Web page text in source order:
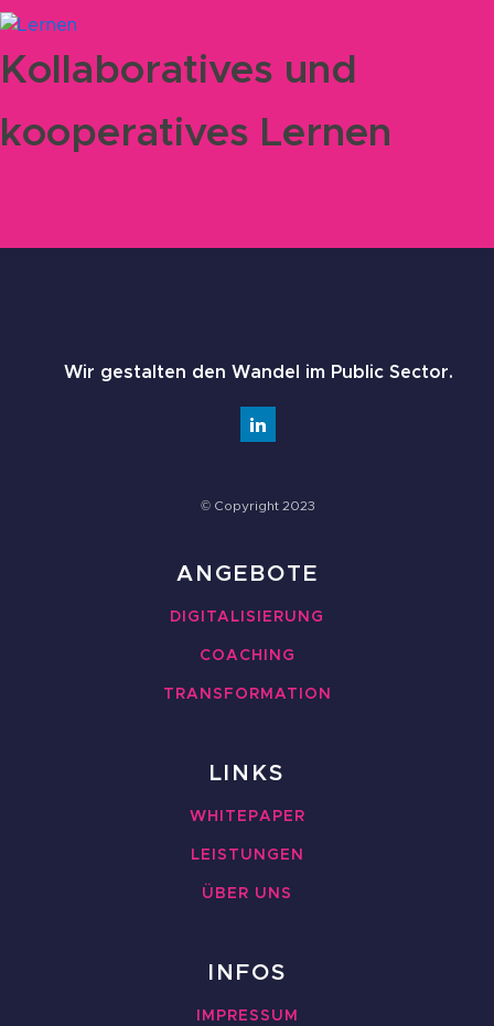
Kollaboratives und
kooperatives Lernen
Wir gestalten den Wandel im Public Sector.
© Copyright 2023
ANGEBOTE
DIGITALISIERUNG
COACHING
TRANSFORMATION
LINKS
WHITEPAPER
LEISTUNGEN
ÜBER UNS
INFOS
IMPRESSUM